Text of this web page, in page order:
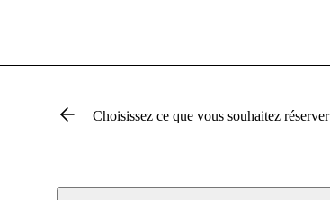
Choisissez ce que vous souhaitez réserver